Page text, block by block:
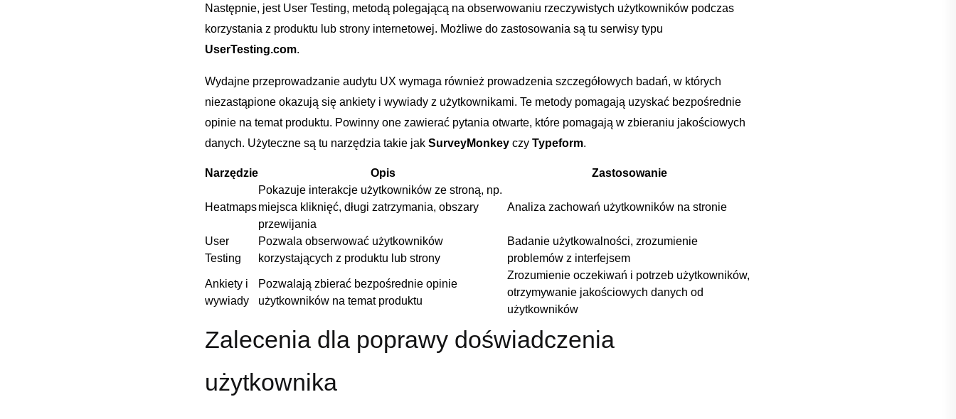
Następnie, jest User⁣ Testing, metodą polegającą na obserwowaniu rzeczywistych użytkowników podczas
korzystania z produktu lub strony internetowej. Możliwe‍ do zastosowania są tu serwisy typu
UserTesting.com.
Wydajne przeprowadzanie audytu UX ⁢wymaga również prowadzenia szczegółowych badań, w których
niezastąpione okazują się ankiety i wywiady z użytkownikami. Te metody pomagają uzyskać bezpośrednie
opinie na temat produktu. Powinny ⁣one zawierać pytania otwarte, które pomagają w zbieraniu jakościowych
danych. Użyteczne są tu narzędzia takie jak SurveyMonkey czy Typeform.
Narzędzie Opis Zastosowanie
Heatmaps
Pokazuje interakcje​ użytkowników ze stroną, np.​
miejsca kliknięć, długi zatrzymania, obszary
przewijania
Analiza zachowań użytkowników na stronie
User​
Testing
Pozwala obserwować użytkowników
korzystających z produktu lub strony
Badanie użytkowalności, zrozumienie
problemów z interfejsem
Ankiety i
wywiady
Pozwalają zbierać⁢ bezpośrednie opinie
użytkowników na temat produktu
Zrozumienie oczekiwań i potrzeb użytkowników,
otrzymywanie jakościowych danych od
użytkowników
Zalecenia dla poprawy doświadczenia
użytkownika